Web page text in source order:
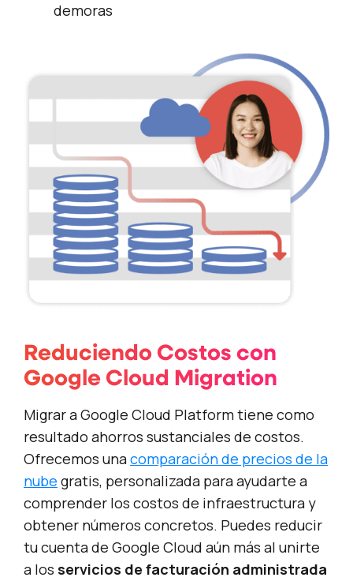
demoras
Reduciendo Costos con
Google Cloud Migration
Migrar a Google Cloud Platform tiene como
resultado ahorros sustanciales de costos.
Ofrecemos unacomparación de precios de la
nube gratis, personalizada para ayudarte a
comprender los costos de infraestructura y
obtener números concretos. Puedes reducir
tu cuenta de Google Cloud aún más al unirte
a los servicios de facturación administrada